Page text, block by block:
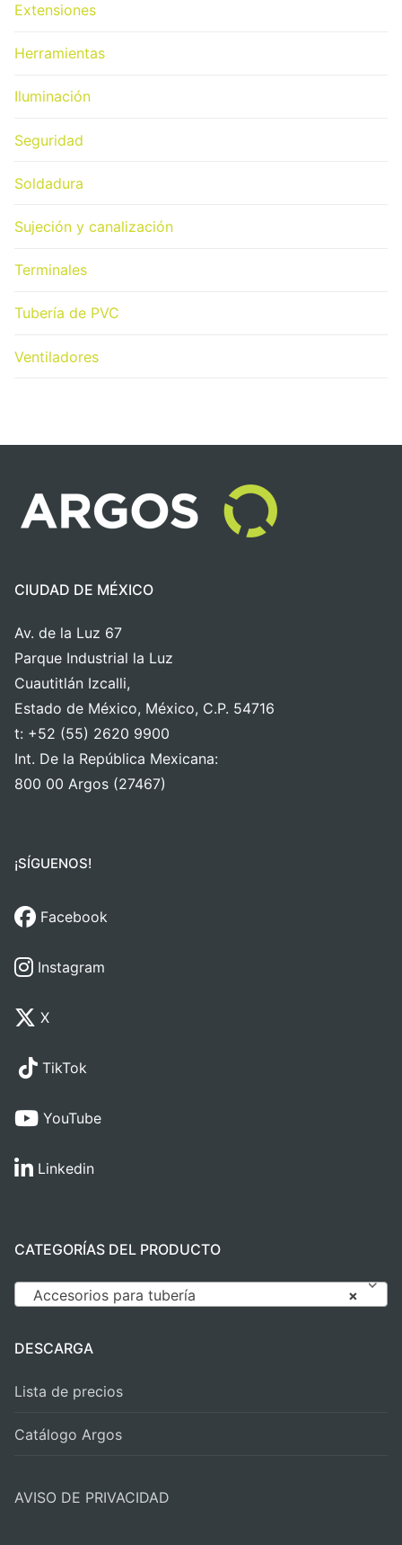
Extensiones
Herramientas
Iluminación
Seguridad
Soldadura
Sujeción y canalización
Terminales
Tubería de PVC
Ventiladores
CIUDAD DE MÉXICO
Av. de la Luz 67
Parque Industrial la Luz
Cuautitlán Izcalli,
Estado de México, México, C.P. 54716
t: +52 (55) 2620 9900
Int. De la República Mexicana:
800 00 Argos (27467)
¡SÍGUENOS!
Facebook
Instagram
X
TikTok
YouTube
Linkedin
CATEGORÍAS DEL PRODUCTO
×
Accesorios para tubería
DESCARGA
Lista de precios
Catálogo Argos
AVISO DE PRIVACIDAD